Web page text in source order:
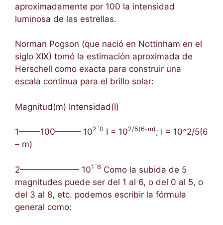
aproximadamente por 100 la intensidad
luminosa de las estrellas.
Norman Pogson (que nació en Nottinham en el
siglo XIX) tomó la estimación aproximada de
Herschell como exacta para construir una
escala continua para el brillo solar:
Magnitud(m) Intensidad(I)
1——–100——— 102´0 I = 102/5(6-m); I = 10^2/5(6
– m)
2——————— 101´6 Como la subida de 5
magnitudes puede ser del 1 al 6, o del 0 al 5, o
del 3 al 8, etc. podemos escribir la fórmula
general como: